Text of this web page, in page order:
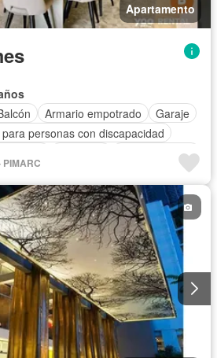
Apartamento
Armario empotrado
Garaje
personas con discapacidad
Cocina integral
Gas natural
Agua Patio